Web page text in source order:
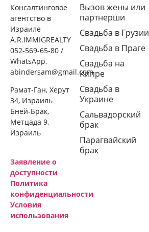
Консалтинговое
агентство в
Израиле
A.R.IMMIGREALTY
052-569-65-80 /
WhatsApp,
abindersam@gmail.com
Рамат-Ган, Херут
34, Израиль
Бней-Брак,
Метцада 9,
Израиль
Заявление о
доступности
Политика
конфиденциальности
Условия
использования
Вызов жены или
партнерши
Свадьба в Грузии
Свадьба в Праге
Свадьба на
Кипре
Свадьба в
Украине
Сальвадорский
брак
Парагвайский
брак